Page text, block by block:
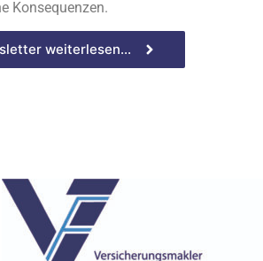
Konsequenzen.
weiterlesen...